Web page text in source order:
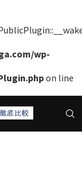
wp-
on line